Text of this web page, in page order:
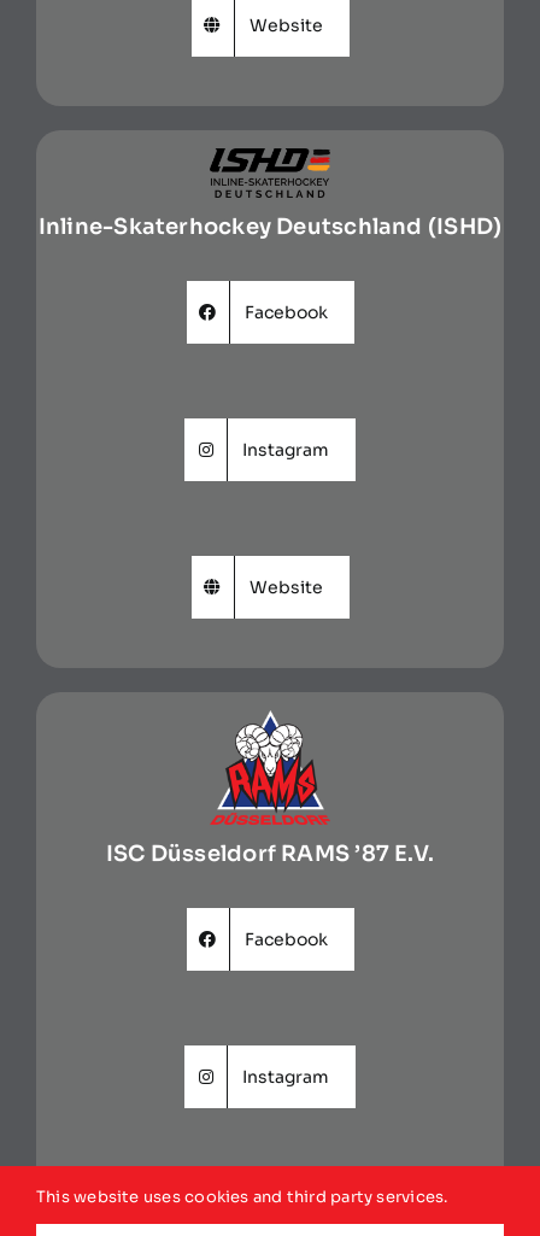
Website
Inline-Skaterhockey Deutschland (ISHD)
Facebook
Instagram
Website
ISC Düsseldorf RAMS ’87 E.V.
Facebook
Instagram
This website uses cookies and third party services.